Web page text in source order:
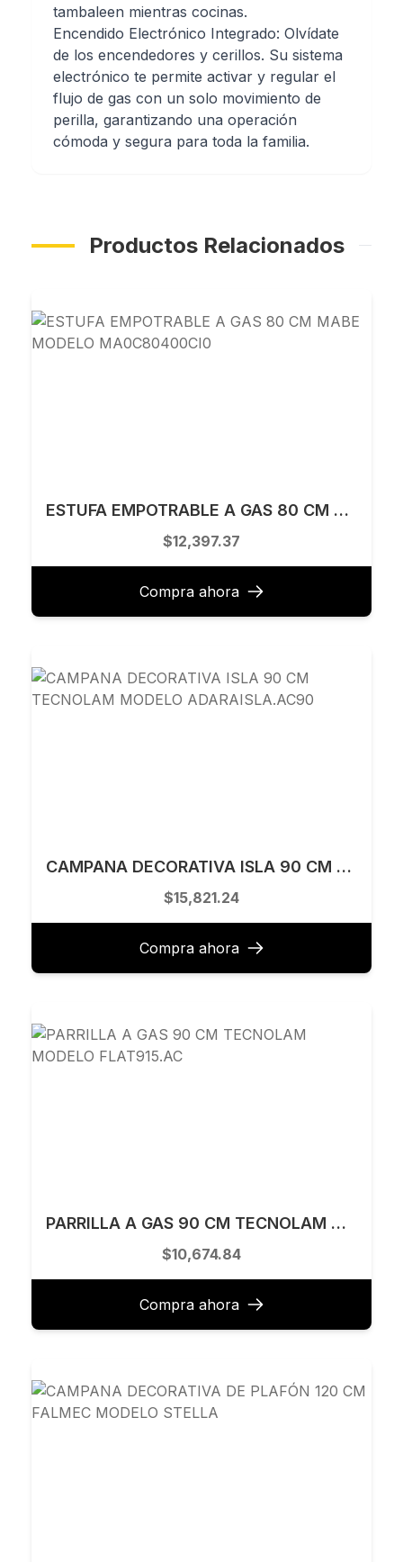
tambaleen mientras cocinas.
Encendido Electrónico Integrado: Olvídate
de los encendedores y cerillos. Su sistema
electrónico te permite activar y regular el
flujo de gas con un solo movimiento de
perilla, garantizando una operación
cómoda y segura para toda la familia.
Productos Relacionados
ESTUFA EMPOTRABLE A GAS 80 CM MABE MODELO MA0C80400CI0
$12,397.37
Compra ahora
CAMPANA DECORATIVA ISLA 90 CM TECNOLAM MODELO ADARAISLA.AC90
$15,821.24
Compra ahora
PARRILLA A GAS 90 CM TECNOLAM MODELO FLAT915.AC
$10,674.84
Compra ahora